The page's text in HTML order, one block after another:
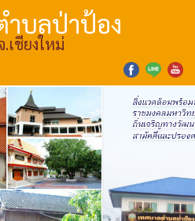
ำบลป่าป้อง
เชียงใหม่